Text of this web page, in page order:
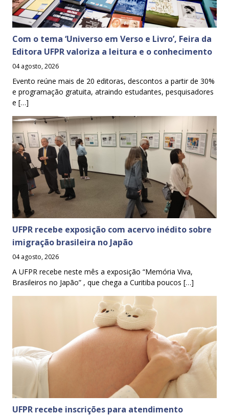
Com o tema ‘Universo em Verso e Livro’, Feira da
Editora UFPR valoriza a leitura e o conhecimento
04 agosto, 2026
Evento reúne mais de 20 editoras, descontos a partir de 30%
e programação gratuita, atraindo estudantes, pesquisadores
e […]
UFPR recebe exposição com acervo inédito sobre
imigração brasileira no Japão
04 agosto, 2026
A UFPR recebe neste mês a exposição “Memória Viva,
Brasileiros no Japão” , que chega a Curitiba poucos […]
UFPR recebe inscrições para atendimento